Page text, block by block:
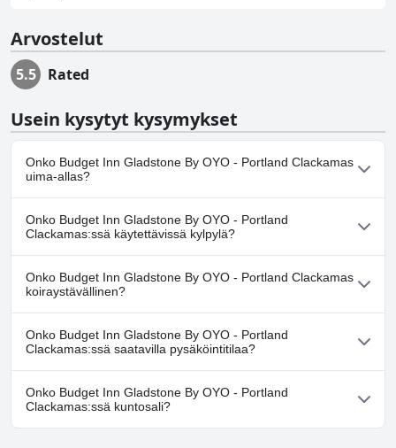
Arvostelut
5.5 Rated
Usein kysytyt kysymykset
Onko Budget Inn Gladstone By OYO - Portland Clackamas
uima-allas?
Ei, Budget Inn Gladstone By OYO - Portland Clackamas ei ole
uima-allasta.
Onko Budget Inn Gladstone By OYO - Portland
Clackamas:ssä käytettävissä kylpylä?
Ei, Budget Inn Gladstone By OYO - Portland Clackamas ei tarjoa
kylpylää.
Onko Budget Inn Gladstone By OYO - Portland Clackamas
koiraystävällinen?
Kyllä, Budget Inn Gladstone By OYO - Portland Clackamas
toivottaa koirat tervetulleiksi.
Onko Budget Inn Gladstone By OYO - Portland
Clackamas:ssä saatavilla pysäköintitilaa?
Kyllä, Budget Inn Gladstone By OYO - Portland Clackamas tarjoaa
pysäköintimahdollisuuden.
Onko Budget Inn Gladstone By OYO - Portland
Clackamas:ssä kuntosali?